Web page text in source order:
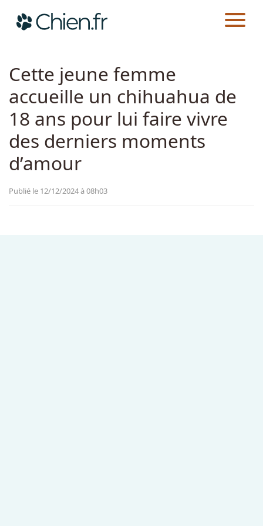
Races
CHIEN.FR ACTUALITÉS
Cette jeune femme
accueille un chihuahua de
18 ans pour lui faire vivre
des derniers moments
d’amour
Publié le 12/12/2024 à 08h03